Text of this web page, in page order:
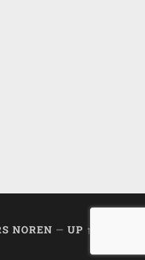
NOREN — UP ↑